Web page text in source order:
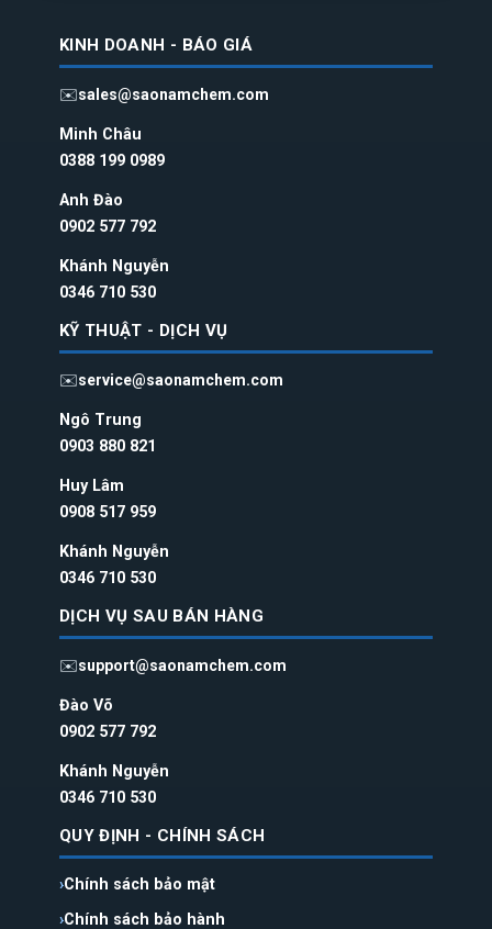
KINH DOANH - BÁO GIÁ
✉️sales@saonamchem.com
Minh Châu
0388 199 0989
Anh Đào
0902 577 792
Khánh Nguyễn
0346 710 530
KỸ THUẬT - DỊCH VỤ
✉️service@saonamchem.com
Ngô Trung
0903 880 821
Huy Lâm
0908 517 959
Khánh Nguyễn
0346 710 530
DỊCH VỤ SAU BÁN HÀNG
✉️support@saonamchem.com
Đào Võ
0902 577 792
Khánh Nguyễn
0346 710 530
QUY ĐỊNH - CHÍNH SÁCH
Chính sách bảo mật
Chính sách bảo hành